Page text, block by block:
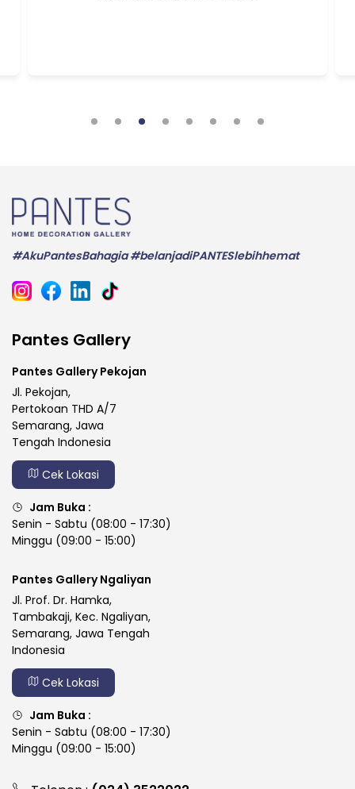
#AkuPantesBahagia #belanjadiPANTESlebihhemat
Pantes Gallery
Pantes Gallery Pekojan
Jl. Pekojan,
Pertokoan THD A/7
Semarang, Jawa
Tengah Indonesia
Cek Lokasi
Jam Buka :
Senin - Sabtu (08:00 - 17:30)
Minggu (09:00 - 15:00)
Pantes Gallery Ngaliyan
Jl. Prof. Dr. Hamka,
Tambakaji, Kec. Ngaliyan,
Semarang, Jawa Tengah
Indonesia
Cek Lokasi
Jam Buka :
Senin - Sabtu (08:00 - 17:30)
Minggu (09:00 - 15:00)